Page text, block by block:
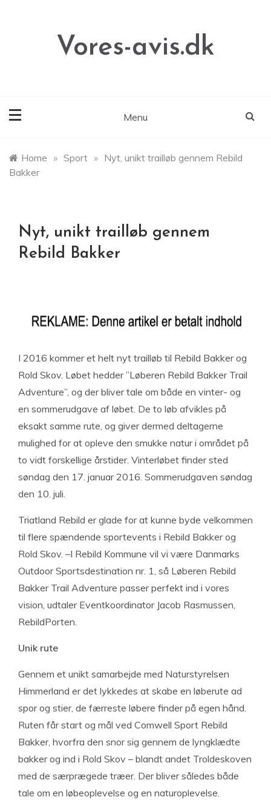
Vores-avis.dk
Menu
Home » Sport » Nyt, unikt trailløb gennem Rebild
Bakker
Nyt, unikt trailløb gennem
Rebild Bakker
I 2016 kommer et helt nyt trailløb til Rebild Bakker og
Rold Skov. Løbet hedder ”Løberen Rebild Bakker Trail
Adventure”, og der bliver tale om både en vinter- og
en sommerudgave af løbet. De to løb afvikles på
eksakt samme rute, og giver dermed deltagerne
mulighed for at opleve den smukke natur i området på
to vidt forskellige årstider. Vinterløbet finder sted
søndag den 17. januar 2016. Sommerudgaven søndag
den 10. juli.
Triatland Rebild er glade for at kunne byde velkommen
til flere spændende sportevents i Rebild Bakker og
Rold Skov. –I Rebild Kommune vil vi være Danmarks
Outdoor Sportsdestination nr. 1, så Løberen Rebild
Bakker Trail Adventure passer perfekt ind i vores
vision, udtaler Eventkoordinator Jacob Rasmussen,
RebildPorten.
Unik rute
Gennem et unikt samarbejde med Naturstyrelsen
Himmerland er det lykkedes at skabe en løberute ad
spor og stier, de færreste løbere finder på egen hånd.
Ruten får start og mål ved Comwell Sport Rebild
Bakker, hvorfra den snor sig gennem de lyngklædte
bakker og ind i Rold Skov – blandt andet Troldeskoven
med de særprægede træer. Der bliver således både
tale om en løbeoplevelse og en naturoplevelse.